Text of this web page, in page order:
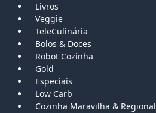
Livros
Veggie
TeleCulinária
Bolos & Doces
Robot Cozinha
Gold
Especiais
Low Carb
Cozinha Maravilha & Regional